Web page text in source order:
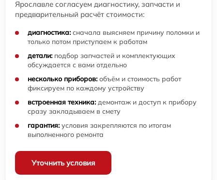
Ярославле согласуем диагностику, запчасти и
предварительный расчёт стоимости:
диагностика: сначала выясняем причину поломки и
только потом приступаем к работам
детали: подбор запчастей и комплектующих
обсуждается с вами отдельно
несколько приборов: объём и стоимость работ
фиксируем по каждому устройству
встроенная техника: демонтаж и доступ к прибору
сразу закладываем в смету
гарантия: условия закрепляются по итогам
выполненного ремонта
Уточнить условия